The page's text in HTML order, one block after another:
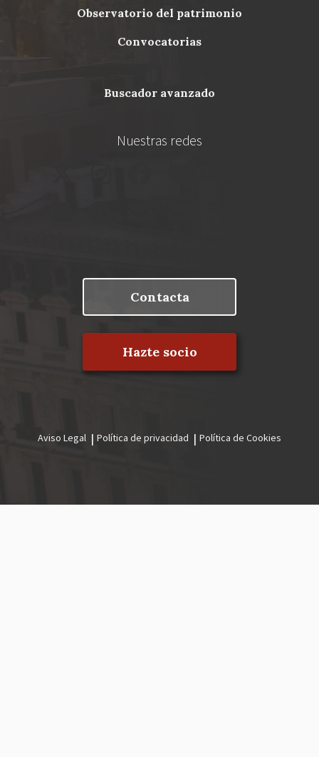
Menu observatorio del patrimonio
convocatorias
buscador avanzado
Nuestras redes
Contacta
Hazte socio
legal
Aviso Legal Política de privacidad Política de Cookies